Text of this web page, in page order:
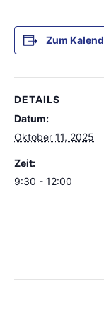
Zum
DETAILS
Datum:
Oktober 11, 2025
Zeit:
9:30 - 12:00